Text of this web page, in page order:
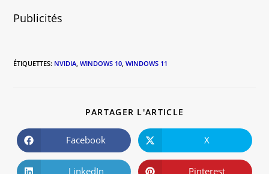
Publicités
ÉTIQUETTES: NVIDIA WINDOWS 10 WINDOWS 11
PARTAGER L'ARTICLE
Facebook X
LinkedIn Pinterest